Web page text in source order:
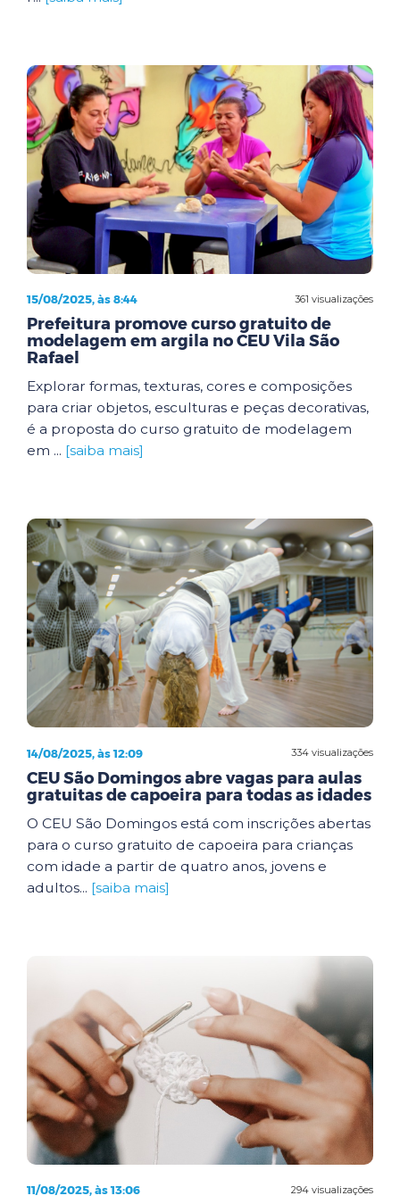
361 visualizações
15/08/2025, às 8:44
Prefeitura promove curso gratuito de
modelagem em argila no CEU Vila São
Rafael
Explorar formas, texturas, cores e composições
para criar objetos, esculturas e peças decorativas,
é a proposta do curso gratuito de modelagem
em ... [saiba mais]
334 visualizações
14/08/2025, às 12:09
CEU São Domingos abre vagas para aulas
gratuitas de capoeira para todas as idades
O CEU São Domingos está com inscrições abertas
para o curso gratuito de capoeira para crianças
com idade a partir de quatro anos, jovens e
adultos... [saiba mais]
294 visualizações
11/08/2025, às 13:06